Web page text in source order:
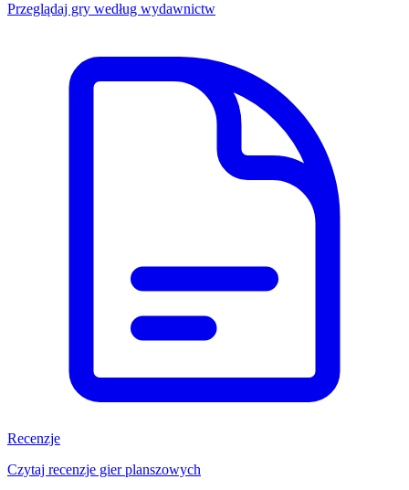
Przeglądaj gry według wydawnictw
Recenzje
Czytaj recenzje gier planszowych